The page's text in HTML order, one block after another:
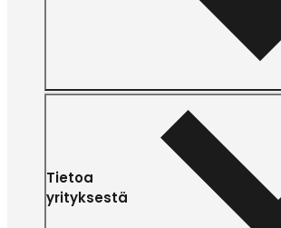
Tietoa
yrityksestä